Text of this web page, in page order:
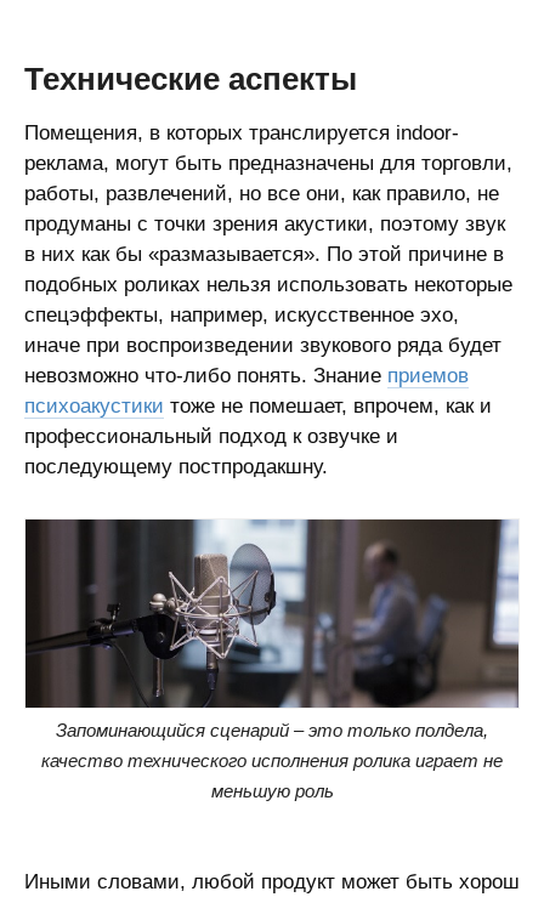
Технические аспекты
Помещения, в которых транслируется indoor-
реклама, могут быть предназначены для торговли,
работы, развлечений, но все они, как правило, не
продуманы с точки зрения акустики, поэтому звук
в них как бы «размазывается». По этой причине в
подобных роликах нельзя использовать некоторые
спецэффекты, например, искусственное эхо,
иначе при воспроизведении звукового ряда будет
невозможно что-либо понять. Знание приемов
психоакустики тоже не помешает, впрочем, как и
профессиональный подход к озвучке и
последующему постпродакшну.
Запоминающийся сценарий – это только полдела,
качество технического исполнения ролика играет не
меньшую роль
Иными словами, любой продукт может быть хорош